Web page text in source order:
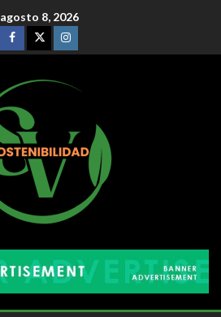
agosto 8, 2026